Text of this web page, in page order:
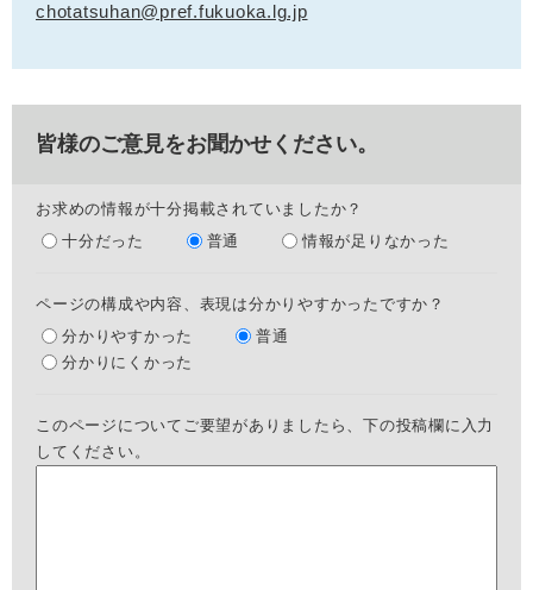
chotatsuhan@pref.fukuoka.lg.jp
皆様のご意見をお聞かせください。
お求めの情報が十分掲載されていましたか？
十分だった
普通 情報が足りなかった
ページの構成や内容、表現は分かりやすかったですか？
分かりやすかった
普通
分かりにくかった
このページについてご要望がありましたら、下の投稿欄に入力
してください。